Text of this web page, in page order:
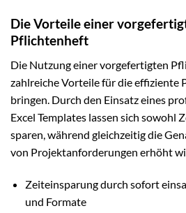
Die Vorteile einer
Pflichtenheft
Die Nutzung einer vorgefertigten
zahlreiche Vorteile für die effiziente
bringen. Durch den Einsatz eines
Excel Templates lassen sich sowohl
sparen, während gleichzeitig die
von Projektanforderungen erhöht
Zeiteinsparung durch sofort
und Formate